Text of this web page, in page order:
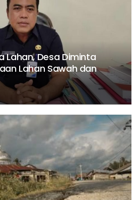
Lahan, Desa Diminta
Lahan Sawah dan